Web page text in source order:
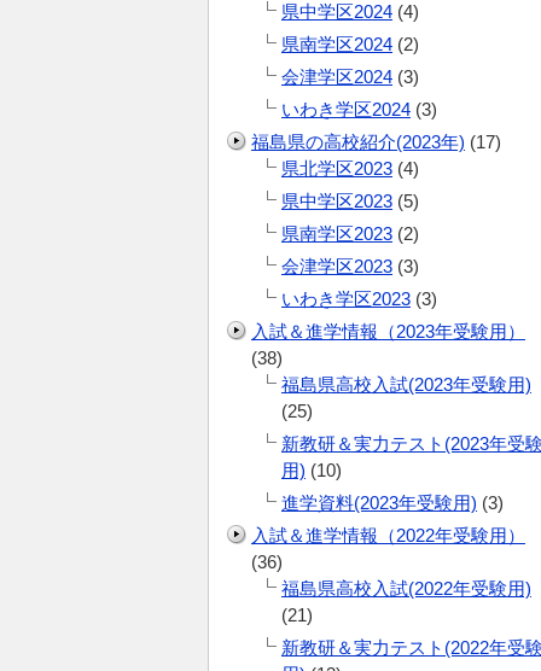
県中学区2024 (4)
県南学区2024 (2)
会津学区2024 (3)
いわき学区2024 (3)
福島県の高校紹介(2023年) (17)
県北学区2023 (4)
県中学区2023 (5)
県南学区2023 (2)
会津学区2023 (3)
いわき学区2023 (3)
入試＆進学情報（2023年受験用）
(38)
福島県高校入試(2023年受験用)
(25)
新教研＆実力テスト(2023年受
用) (10)
進学資料(2023年受験用) (3)
入試＆進学情報（2022年受験用）
(36)
福島県高校入試(2022年受験用)
(21)
新教研＆実力テスト(2022年受